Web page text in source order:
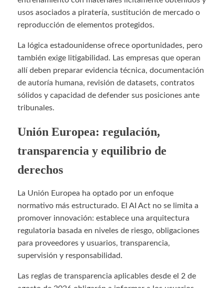
usos asociados a piratería, sustitución de mercado o
reproducción de elementos protegidos.
La lógica estadounidense ofrece oportunidades, pero
también exige litigabilidad. Las empresas que operan
allí deben preparar evidencia técnica, documentación
de autoría humana, revisión de datasets, contratos
sólidos y capacidad de defender sus posiciones ante
tribunales.
Unión Europea: regulación,
transparencia y equilibrio de
derechos
La Unión Europea ha optado por un enfoque
normativo más estructurado. El AI Act no se limita a
promover innovación: establece una arquitectura
regulatoria basada en niveles de riesgo, obligaciones
para proveedores y usuarios, transparencia,
supervisión y responsabilidad.
Las reglas de transparencia aplicables desde el 2 de